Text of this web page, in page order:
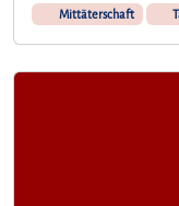
Mittäterschaft